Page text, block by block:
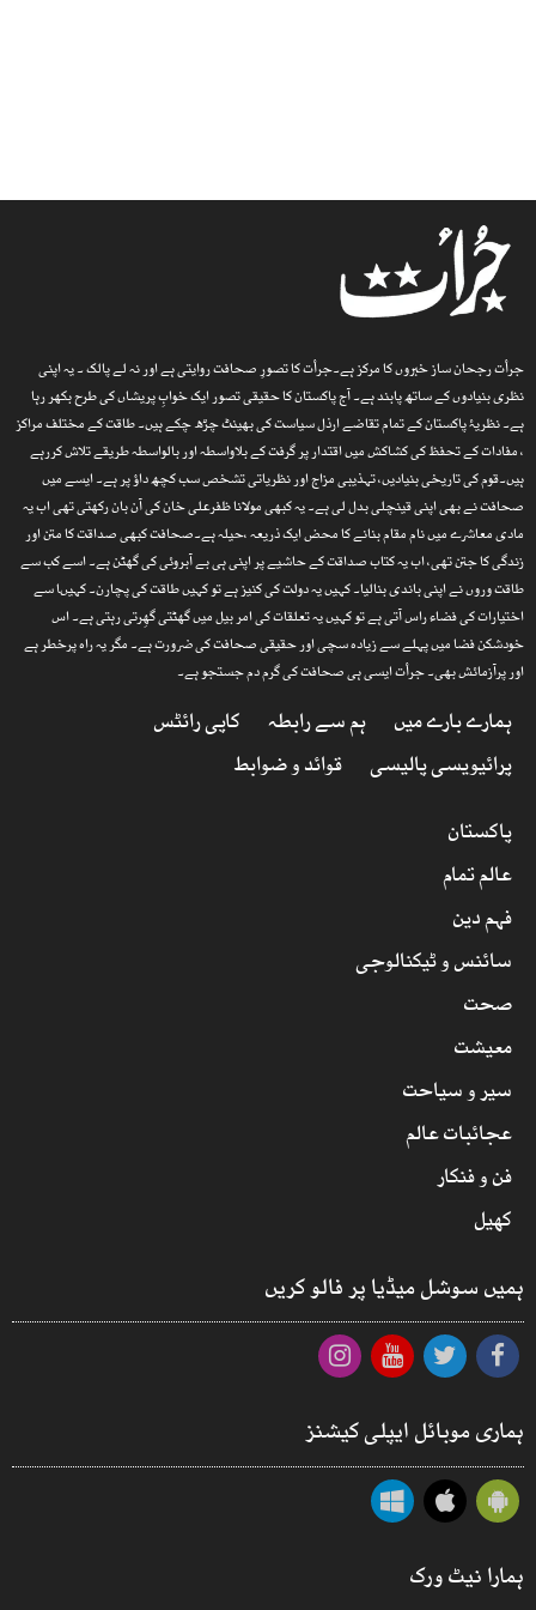
جرأت رجحان ساز خبروں کا مرکز ہے۔جرأت کا تصورِ صحافت روایتی ہے اور نہ لے پالک ۔ یہ اپنی
نظری بنیادوں کے ساتھ پابند ہے۔ آج پاکستان کا حقیقی تصور ایک خوابِ پریشاں کی طرح بکھر رہا
ہے۔ نظریۂ پاکستان کے تمام تقاضے ارذل سیاست کی بھینٹ چڑھ چکے ہیں۔ طاقت کے مختلف مراکز
، مفادات کے تحفظ کی کشاکش میں اقتدار پر گرفت کے بلاواسطہ اور بالواسطہ طریقے تلاش کررہے
ہیں۔قوم کی تاریخی بنیادیں، تہذیبی مزاج اور نظریاتی تشخص سب کچھ داؤ پر ہے۔ ایسے میں
صحافت نے بھی اپنی قینچلی بدل لی ہے۔ یہ کبھی مولانا ظفرعلی خان کی آن بان رکھتی تھی اب یہ
مادی معاشرے میں نام مقام بنانے کا محض ایک ذریعہ ،حیلہ ہے۔صحافت کبھی صداقت کا متن اور
زندگی کا جتن تھی، اب یہ کتاب صداقت کے حاشیے پر اپنی ہی بے آبروئی کی گھٹن ہے۔ اسے کب سے
طاقت وروں نے اپنی باندی بنالیا۔ کہیں یہ دولت کی کنیز ہے تو کہیں طاقت کی پچارن۔ کہیںا سے
اختیارات کی فضاء راس آتی ہے تو کہیں یہ تعلقات کی امر بیل میں گھٹتی گھِرتی رہتی ہے۔ اس
خودشکن فضا میں پہلے سے زیادہ سچی اور حقیقی صحافت کی ضرورت ہے۔ مگر یہ راہ پرخطر ہے
اور پرآزمائش بھی۔ جرأت ایسی ہی صحافت کی گرم دم جستجو ہے۔
ہمارے بارے میں ہم سے رابطہ
کاپی رائٹس
پرائیویسی پالیسی
قوائد و ضوابط
پاکستان
عالم تمام
فہم دین
سائنس و ٹیکنالوجی
صحت
معیشت
سیر و سیاحت
عجائبات عالم
فن و فنکار
کھیل
ہمیں سوشل میڈیا پر فالو کریں
ہماری موبائل ایپلی کیشنز
ہمارا نیٹ ورک